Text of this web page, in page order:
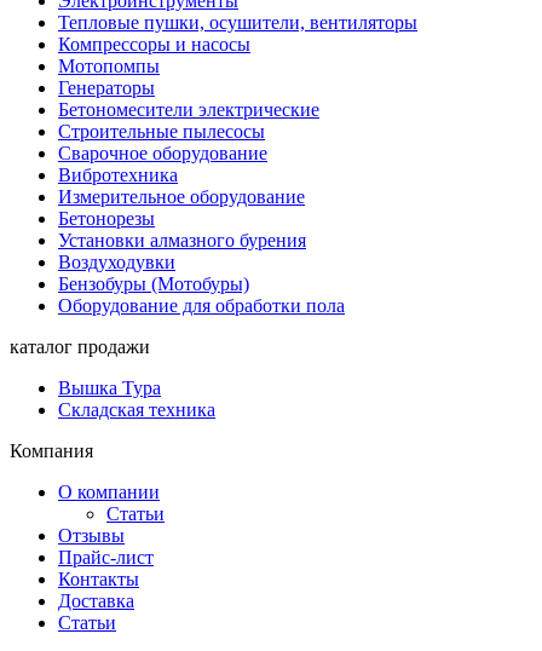
Тепловые пушки, осушители, вентиляторы
Компрессоры и насосы
Мотопомпы
Генераторы
Бетономесители электрические
Строительные пылесосы
Сварочное оборудование
Вибротехника
Измерительное оборудование
Бетонорезы
Установки алмазного бурения
Воздуходувки
Бензобуры (Мотобуры)
Оборудование для обработки пола
каталог продажи
Вышка Тура
Складская техника
Компания
О компании
Статьи
Отзывы
Прайс-лист
Контакты
Доставка
Статьи